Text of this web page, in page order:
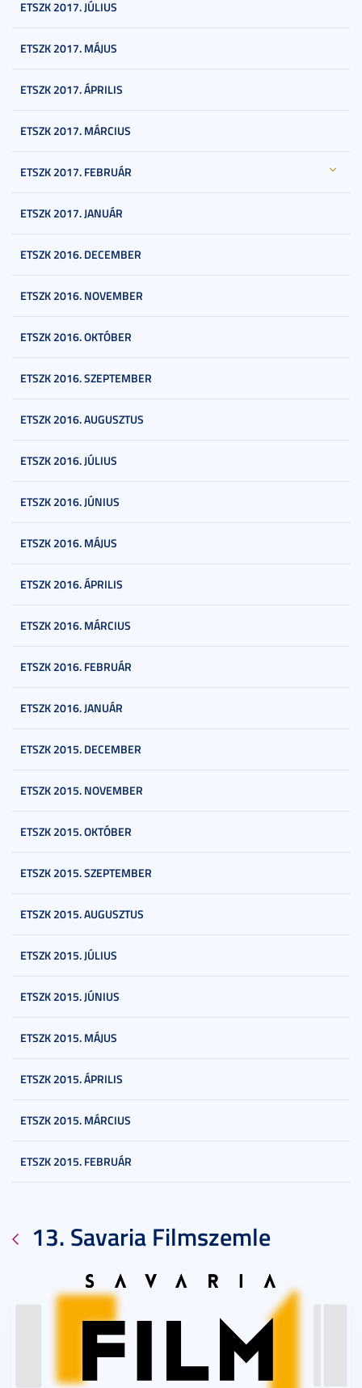
ETSZK 2017. JÚLIUS
ETSZK 2017. MÁJUS
ETSZK 2017. ÁPRILIS
ETSZK 2017. MÁRCIUS
ETSZK 2017. FEBRUÁR
ETSZK 2017. JANUÁR
ETSZK 2016. DECEMBER
ETSZK 2016. NOVEMBER
ETSZK 2016. OKTÓBER
ETSZK 2016. SZEPTEMBER
ETSZK 2016. AUGUSZTUS
ETSZK 2016. JÚLIUS
ETSZK 2016. JÚNIUS
ETSZK 2016. MÁJUS
ETSZK 2016. ÁPRILIS
ETSZK 2016. MÁRCIUS
ETSZK 2016. FEBRUÁR
ETSZK 2016. JANUÁR
ETSZK 2015. DECEMBER
ETSZK 2015. NOVEMBER
ETSZK 2015. OKTÓBER
ETSZK 2015. SZEPTEMBER
ETSZK 2015. AUGUSZTUS
ETSZK 2015. JÚLIUS
ETSZK 2015. JÚNIUS
ETSZK 2015. MÁJUS
ETSZK 2015. ÁPRILIS
ETSZK 2015. MÁRCIUS
ETSZK 2015. FEBRUÁR
13. Savaria Filmszemle